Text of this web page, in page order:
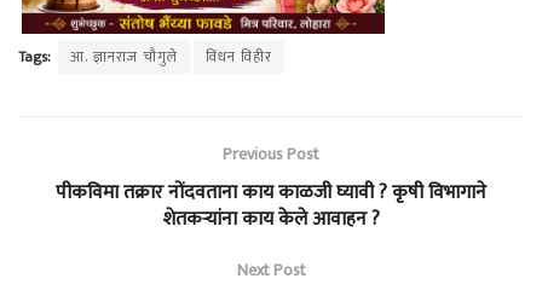
Tags: आ. ज्ञानराज चौगुले विंधन विहीर
Previous Post
पीकविमा तक्रार नोंदवताना काय काळजी घ्यावी ? कृषी विभागाने
शेतकऱ्यांना काय केले आवाहन ?
Next Post